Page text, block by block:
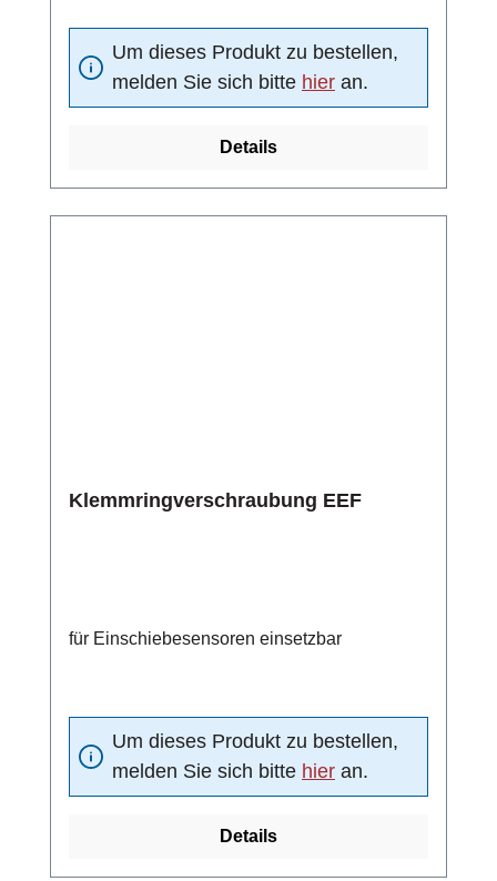
Um dieses Produkt zu bestellen,
melden Sie sich bitte hier an.
Details
Klemmringverschraubung EEF
für Einschiebesensoren einsetzbar
Um dieses Produkt zu bestellen,
melden Sie sich bitte hier an.
Details